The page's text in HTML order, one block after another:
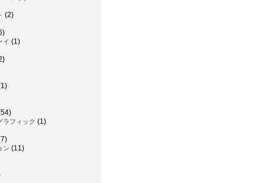
(2)
イ (1)
ラフィック (1)
ン (11)